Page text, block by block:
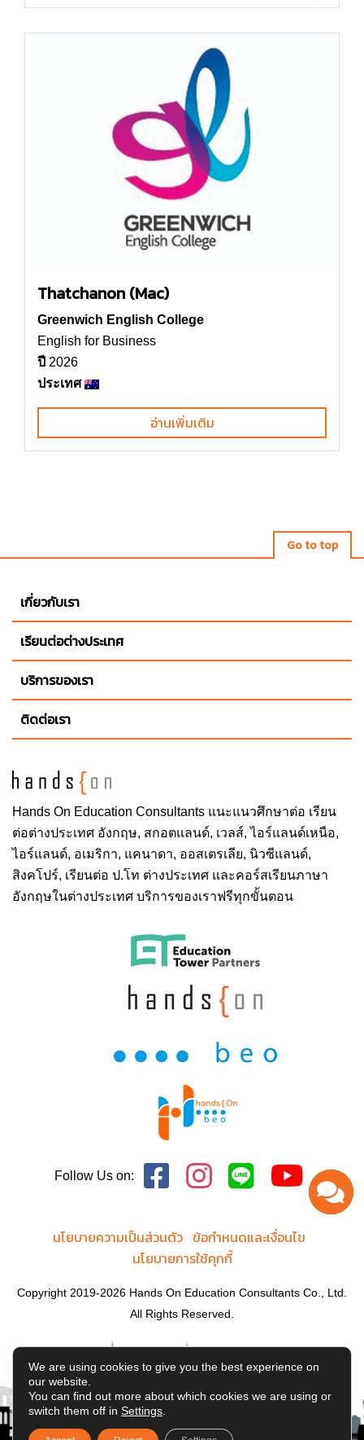
Thatchanon (Mac)
Greenwich English College
English for Business
ปี 2026
ประเทศ
อ่านเพิ่มเติม
Go to top
Hands On Education Consultants แนะแนวศึกษาต่อ เรียน
ต่อต่างประเทศ อังกฤษ, สกอตแลนด์, เวลส์, ไอร์แลนด์เหนือ,
ไอร์แลนด์, อเมริกา, แคนาดา, ออสเตรเลีย, นิวซีแลนด์,
สิงคโปร์, เรียนต่อ ป.โท ต่างประเทศ และคอร์สเรียนภาษา
อังกฤษในต่างประเทศ บริการของเราฟรีทุกขั้นตอน
เกี่ยวกับเรา
เรียนต่อต่างประเทศ
บริการของเรา
ติดต่อเรา
Follow Us on:
นโยบายความเป็นส่วนตัว ข้อกำหนดและเงื่อนไข
นโยบายการใช้คุกกี้
Copyright 2019-2026 Hands On Education Consultants Co., Ltd.
All Rights Reserved.
We are using cookies to give you the best experience on
our website.
You can find out more about which cookies we are using or
switch them off in Settings